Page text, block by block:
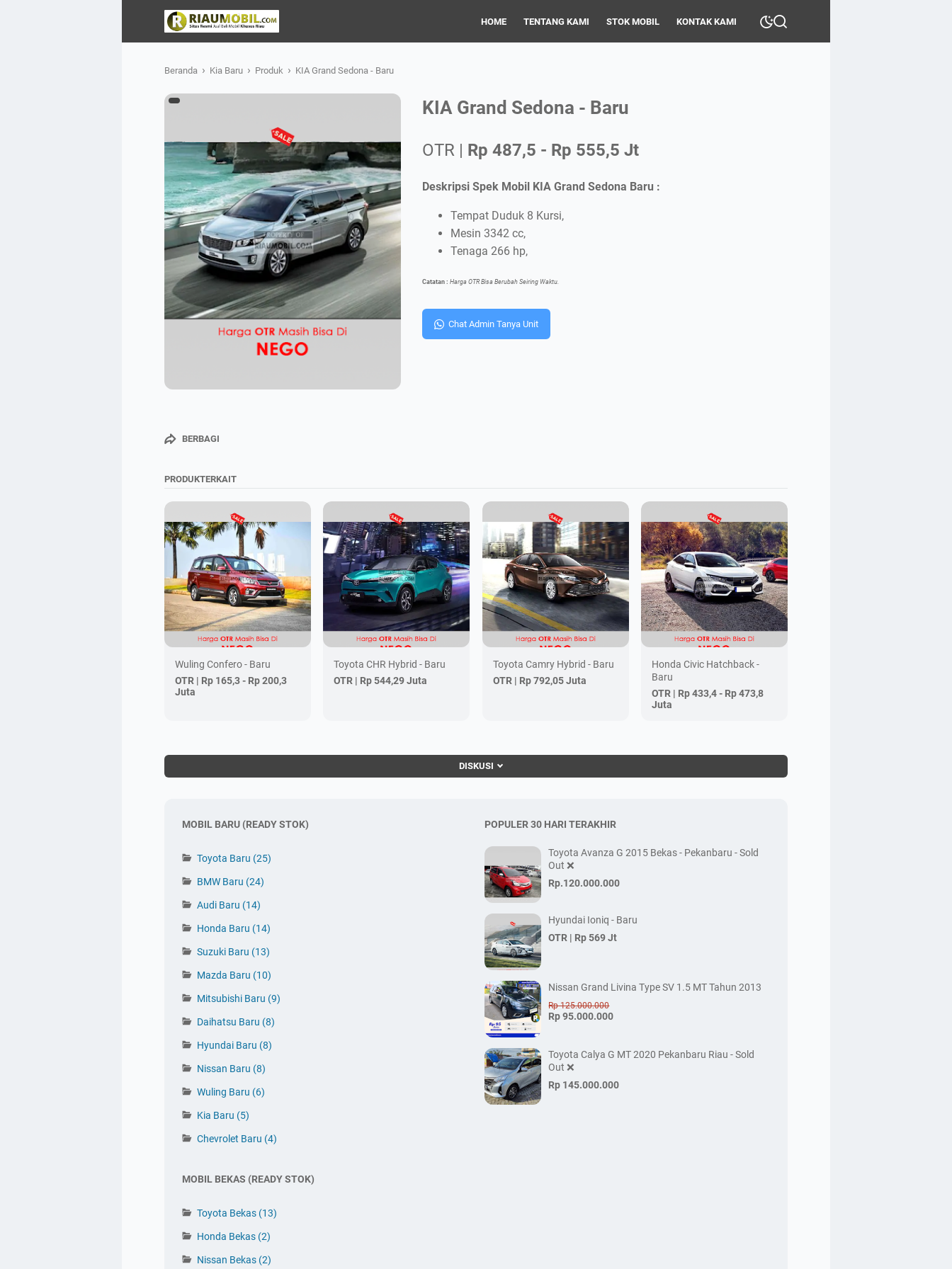
HOME TENTANG KAMI STOK MOBIL KONTAK KAMI
Beranda › Kia Baru › Produk › KIA Grand Sedona - Baru
KIA Grand Sedona - Baru
OTR | Rp 487,5 - Rp 555,5 Jt
Deskripsi Spek Mobil KIA Grand Sedona Baru :
Tempat Duduk 8 Kursi,
Mesin 3342 cc,
Tenaga 266 hp,
Catatan : Harga OTR Bisa Berubah Seiring Waktu.
Chat Admin Tanya Unit
BERBAGI
PRODUKTERKAIT
Wuling Confero - Baru
OTR | Rp 165,3 - Rp 200,3
Juta
Toyota CHR Hybrid - Baru
OTR | Rp 544,29 Juta
Toyota Camry Hybrid - Baru
OTR | Rp 792,05 Juta
Honda Civic Hatchback -
Baru
OTR | Rp 433,4 - Rp 473,8
Juta
DISKUSI
Tinggalkan Komentar 👇
MOBIL BARU (READY STOK)
Toyota Baru (25)
BMW Baru (24)
Audi Baru (14)
Honda Baru (14)
Suzuki Baru (13)
Mazda Baru (10)
Mitsubishi Baru (9)
Daihatsu Baru (8)
Hyundai Baru (8)
Nissan Baru (8)
Wuling Baru (6)
Kia Baru (5)
Chevrolet Baru (4)
MOBIL BEKAS (READY STOK)
Toyota Bekas (13)
Honda Bekas (2)
Nissan Bekas (2)
POPULER 30 HARI TERAKHIR
Toyota Avanza G 2015 Bekas - Pekanbaru - Sold
Out ❌
Rp.120.000.000
Hyundai Ioniq - Baru
OTR | Rp 569 Jt
Nissan Grand Livina Type SV 1.5 MT Tahun 2013
Rp 125.000.000
Rp 95.000.000
Toyota Calya G MT 2020 Pekanbaru Riau - Sold
Out ❌
Rp 145.000.000